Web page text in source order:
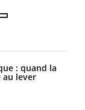
: quand la
au lever